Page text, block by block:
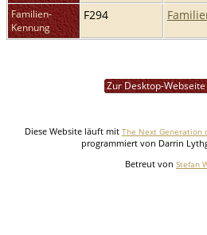
Familien-
Kennung
F294
Zur Desktop-
Diese Website läuft mit The Next Generation
programmiert von Darrin
Betreut von Stefan